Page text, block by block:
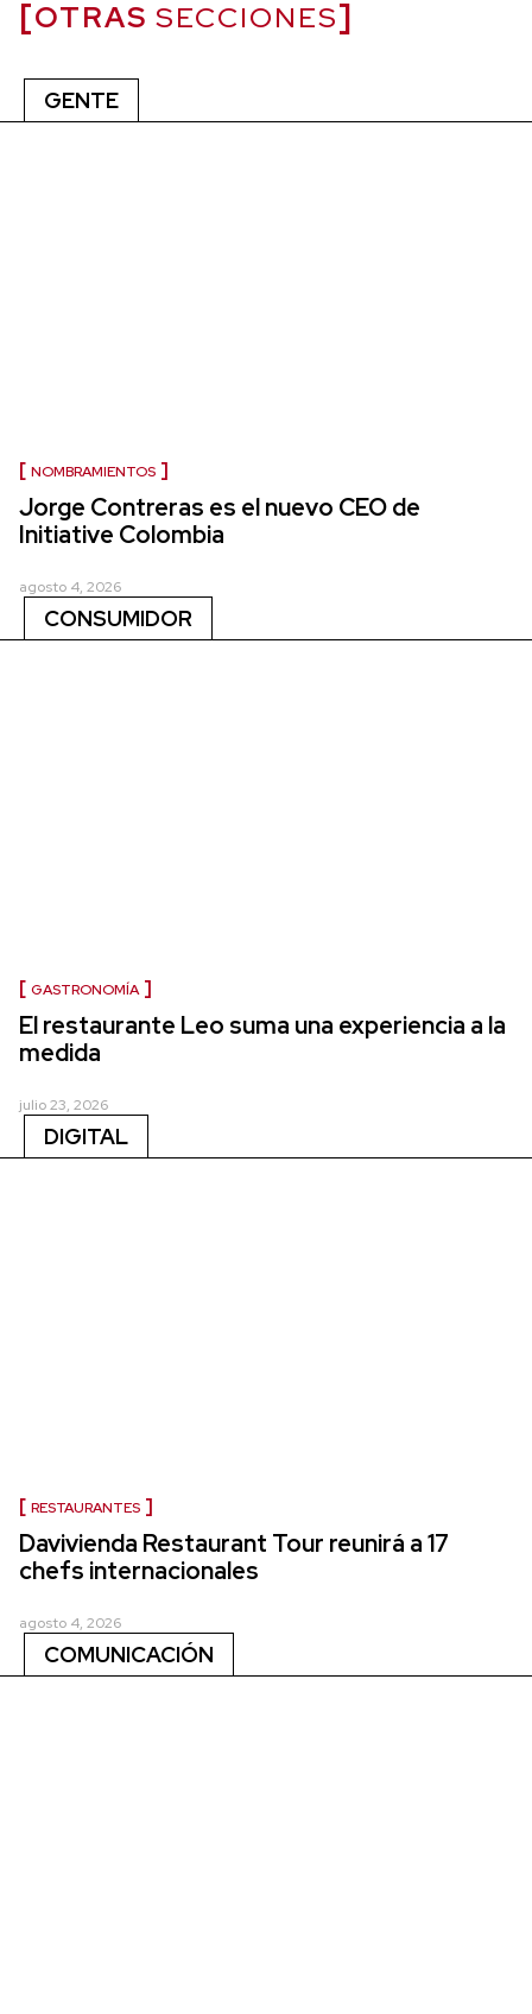
OTRAS SECCIONES
GENTE
NOMBRAMIENTOS
Jorge Contreras es el nuevo CEO de
Initiative Colombia
agosto 4, 2026
CONSUMIDOR
GASTRONOMÍA
El restaurante Leo suma una experiencia a la
medida
julio 23, 2026
DIGITAL
RESTAURANTES
Davivienda Restaurant Tour reunirá a 17
chefs internacionales
agosto 4, 2026
COMUNICACIÓN